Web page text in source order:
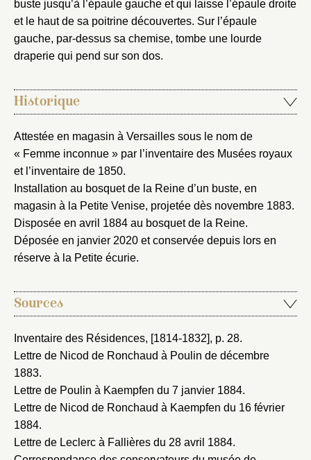
buste jusqu’à l’épaule gauche et qui laisse l’épaule droite
et le haut de sa poitrine découvertes. Sur l’épaule
gauche, par-dessus sa chemise, tombe une lourde
draperie qui pend sur son dos.
Historique
Attestée en magasin à Versailles sous le nom de
« Femme inconnue » par l’inventaire des Musées royaux
et l’inventaire de 1850.
Installation au bosquet de la Reine d’un buste, en
magasin à la Petite Venise, projetée dès novembre 1883.
Disposée en avril 1884 au bosquet de la Reine.
Déposée en janvier 2020 et conservée depuis lors en
réserve à la Petite écurie.
Sources
Inventaire des Résidences, [1814-1832], p. 28.
Lettre de Nicod de Ronchaud à Poulin de décembre
1883.
Lettre de Poulin à Kaempfen du 7 janvier 1884.
Lettre de Nicod de Ronchaud à Kaempfen du 16 février
1884.
Lettre de Leclerc à Fallières du 28 avril 1884.
Créer et ajouter
Envoyer
Vous n'êtes pas encore inscrit ?Créer un compte